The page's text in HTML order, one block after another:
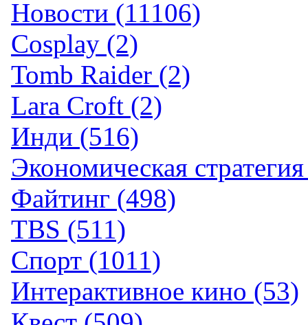
Новости (11106)
Cosplay (2)
Tomb Raider (2)
Lara Croft (2)
Инди (516)
Экономическая
Файтинг (498)
TBS (511)
Спорт (1011)
Интерактивное кино (53)